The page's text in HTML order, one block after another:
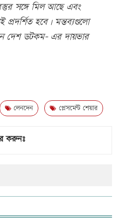
সঙ্গে মিল আছে এবং
হবে। মন্তব্যগুলো
দেশ ডটকম- এর দায়ভার
লেনদেন প্লেসমেন্ট শেয়ার
করুনঃ